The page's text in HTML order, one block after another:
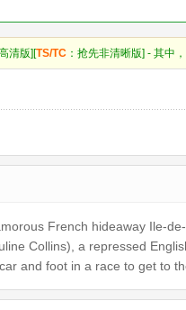
清版][TS/TC ：抢先非清晰版] - 其中，
French hideaway Ile-
Collins), a repressed
and foot in a race to get to